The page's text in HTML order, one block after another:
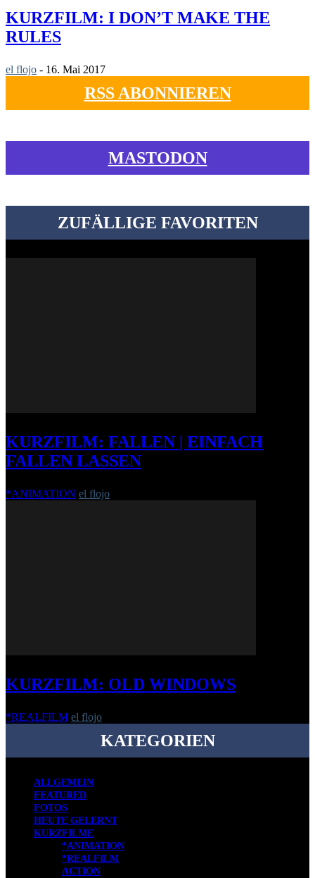
KURZFILM: I DON’T MAKE THE
RULES
el flojo - 16. Mai 2017
RSS ABONNIEREN
MASTODON
ZUFÄLLIGE FAVORITEN
KURZFILM: FALLEN | EINFACH
FALLEN LASSEN
*ANIMATION el flojo
KURZFILM: OLD WINDOWS
*REALFILM el flojo
KATEGORIEN
ALLGEMEIN
FEATURED
FOTOS
HEUTE GELERNT
KURZFILME
*ANIMATION
*REALFILM
ACTION